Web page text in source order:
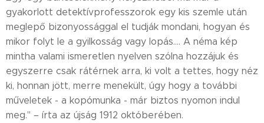
gyakorlott detektívprofesszorok egy kis szemle után
meglepő bizonyossággal el tudják mondani, hogyan és
mikor folyt le a gyilkosság vagy lopás…. A néma kép
mintha valami ismeretlen nyelven szólna hozzájuk és
egyszerre csak rátérnek arra, ki volt a tettes, hogy néz
ki, honnan jött, merre menekült, úgy hogy a további
műveletek - a kopómunka - már biztos nyomon indul
meg." – írta az újság 1912 októberében.